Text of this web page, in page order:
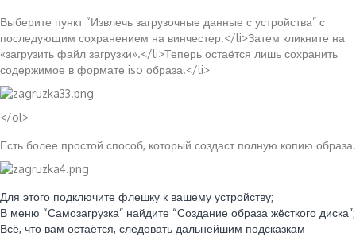
Выберите пункт “Извлечь загрузочные данные с устройства” с
последующим сохранением на винчестер.</li>Затем кликните на
«загрузить файл загрузки».</li>Теперь остаётся лишь сохранить
содержимое в формате iso образа.</li>
</ol>
Есть более простой способ, который создаст полную копию образа.
Для этого подключите флешку к вашему устройству;
В меню “Самозагрузка” найдите “Создание образа жёсткого диска”;
Всё, что вам остаётся, следовать дальнейшим подсказкам